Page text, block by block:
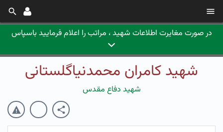
در صورت مغایرت اطلاعات شهید ، مراتب را اعلام فرمایید باسپاس
شهید کامران محمدنیاگلستانی
شهید دفاع مقدس